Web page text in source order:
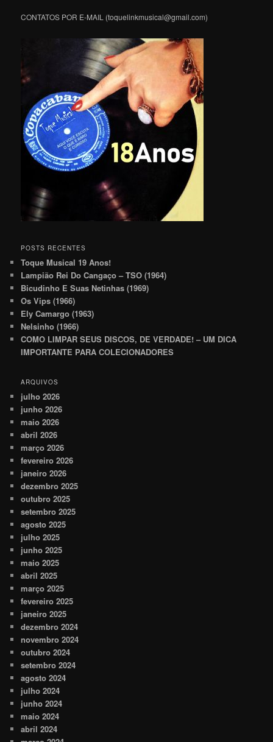
CONTATOS POR E-MAIL (toquelinkmusical@gmail.com)
POSTS RECENTES
Toque Musical 19 Anos!
Lampião Rei Do Cangaço – TSO (1964)
Bicudinho E Suas Netinhas (1969)
Os Vips (1966)
Ely Camargo (1963)
Nelsinho (1966)
COMO LIMPAR SEUS DISCOS, DE VERDADE! – UM DICA
IMPORTANTE PARA COLECIONADORES
ARQUIVOS
julho 2026
junho 2026
maio 2026
abril 2026
março 2026
fevereiro 2026
janeiro 2026
dezembro 2025
outubro 2025
setembro 2025
agosto 2025
julho 2025
junho 2025
maio 2025
abril 2025
março 2025
fevereiro 2025
janeiro 2025
dezembro 2024
novembro 2024
outubro 2024
setembro 2024
agosto 2024
julho 2024
junho 2024
maio 2024
abril 2024